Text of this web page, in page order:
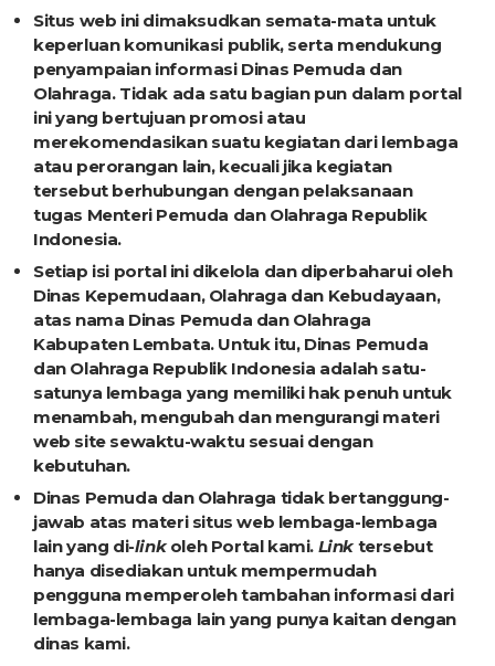
Situs web ini dimaksudkan semata-mata untuk
keperluan komunikasi publik, serta mendukung
penyampaian informasi Dinas Pemuda dan
Olahraga. Tidak ada satu bagian pun dalam portal
ini yang bertujuan promosi atau
merekomendasikan suatu kegiatan dari lembaga
atau perorangan lain, kecuali jika kegiatan
tersebut berhubungan dengan pelaksanaan
tugas Menteri Pemuda dan Olahraga Republik
Indonesia.
Setiap isi portal ini dikelola dan diperbaharui oleh
Dinas Kepemudaan, Olahraga dan Kebudayaan,
atas nama Dinas Pemuda dan Olahraga
Kabupaten Lembata. Untuk itu, Dinas Pemuda
dan Olahraga Republik Indonesia adalah satu-
satunya lembaga yang memiliki hak penuh untuk
menambah, mengubah dan mengurangi materi
web site sewaktu-waktu sesuai dengan
kebutuhan.
Dinas Pemuda dan Olahraga tidak bertanggung-
jawab atas materi situs web lembaga-lembaga
lain yang di-linkoleh Portal kami. Link tersebut
hanya disediakan untuk mempermudah
pengguna memperoleh tambahan informasi dari
lembaga-lembaga lain yang punya kaitan dengan
dinas kami.